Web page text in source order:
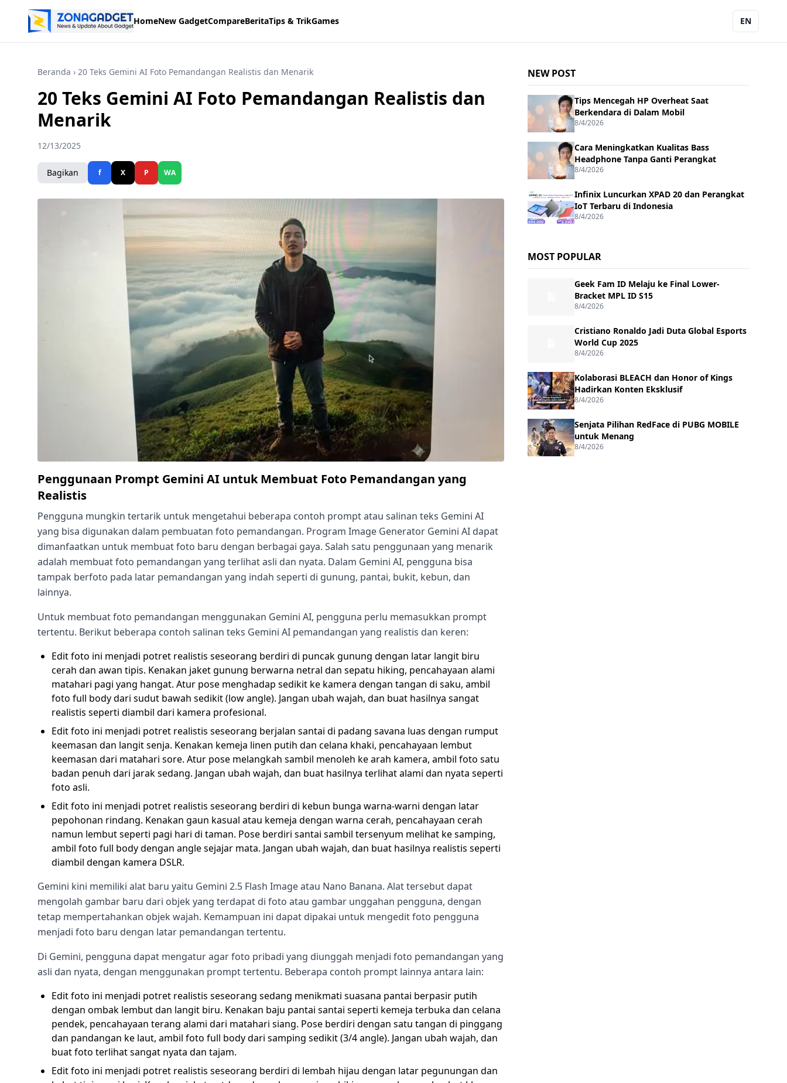
HomeNew GadgetCompareBeritaTips & TrikGames EN
Beranda › 20 Teks Gemini AI Foto Pemandangan Realistis dan Menarik
20 Teks Gemini AI Foto Pemandangan Realistis dan
Menarik
12/13/2025
Bagikan f X P WA
Penggunaan Prompt Gemini AI untuk Membuat Foto Pemandangan yang
Realistis
Pengguna mungkin tertarik untuk mengetahui beberapa contoh prompt atau salinan teks Gemini AI
yang bisa digunakan dalam pembuatan foto pemandangan. Program Image Generator Gemini AI dapat
dimanfaatkan untuk membuat foto baru dengan berbagai gaya. Salah satu penggunaan yang menarik
adalah membuat foto pemandangan yang terlihat asli dan nyata. Dalam Gemini AI, pengguna bisa
tampak berfoto pada latar pemandangan yang indah seperti di gunung, pantai, bukit, kebun, dan
lainnya.
Untuk membuat foto pemandangan menggunakan Gemini AI, pengguna perlu memasukkan prompt
tertentu. Berikut beberapa contoh salinan teks Gemini AI pemandangan yang realistis dan keren:
Edit foto ini menjadi potret realistis seseorang berdiri di puncak gunung dengan latar langit biru
cerah dan awan tipis. Kenakan jaket gunung berwarna netral dan sepatu hiking, pencahayaan alami
matahari pagi yang hangat. Atur pose menghadap sedikit ke kamera dengan tangan di saku, ambil
foto full body dari sudut bawah sedikit (low angle). Jangan ubah wajah, dan buat hasilnya sangat
realistis seperti diambil dari kamera profesional.
Edit foto ini menjadi potret realistis seseorang berjalan santai di padang savana luas dengan rumput
keemasan dan langit senja. Kenakan kemeja linen putih dan celana khaki, pencahayaan lembut
keemasan dari matahari sore. Atur pose melangkah sambil menoleh ke arah kamera, ambil foto satu
badan penuh dari jarak sedang. Jangan ubah wajah, dan buat hasilnya terlihat alami dan nyata seperti
foto asli.
Edit foto ini menjadi potret realistis seseorang berdiri di kebun bunga warna-warni dengan latar
pepohonan rindang. Kenakan gaun kasual atau kemeja dengan warna cerah, pencahayaan cerah
namun lembut seperti pagi hari di taman. Pose berdiri santai sambil tersenyum melihat ke samping,
ambil foto full body dengan angle sejajar mata. Jangan ubah wajah, dan buat hasilnya realistis seperti
diambil dengan kamera DSLR.
Gemini kini memiliki alat baru yaitu Gemini 2.5 Flash Image atau Nano Banana. Alat tersebut dapat
mengolah gambar baru dari objek yang terdapat di foto atau gambar unggahan pengguna, dengan
tetap mempertahankan objek wajah. Kemampuan ini dapat dipakai untuk mengedit foto pengguna
menjadi foto baru dengan latar pemandangan tertentu.
Di Gemini, pengguna dapat mengatur agar foto pribadi yang diunggah menjadi foto pemandangan yang
asli dan nyata, dengan menggunakan prompt tertentu. Beberapa contoh prompt lainnya antara lain:
Edit foto ini menjadi potret realistis seseorang sedang menikmati suasana pantai berpasir putih
dengan ombak lembut dan langit biru. Kenakan baju pantai santai seperti kemeja terbuka dan celana
pendek, pencahayaan terang alami dari matahari siang. Pose berdiri dengan satu tangan di pinggang
dan pandangan ke laut, ambil foto full body dari samping sedikit (3/4 angle). Jangan ubah wajah, dan
buat foto terlihat sangat nyata dan tajam.
Edit foto ini menjadi potret realistis seseorang berdiri di lembah hijau dengan latar pegunungan dan
NEW POST
Tips Mencegah HP Overheat Saat
Berkendara di Dalam Mobil
8/4/2026
Cara Meningkatkan Kualitas Bass
Headphone Tanpa Ganti Perangkat
8/4/2026
Infinix Luncurkan XPAD 20 dan Perangkat
IoT Terbaru di Indonesia
8/4/2026
MOST POPULAR
Geek Fam ID Melaju ke Final Lower-
Bracket MPL ID S15
8/4/2026
Cristiano Ronaldo Jadi Duta Global Esports
World Cup 2025
8/4/2026
Kolaborasi BLEACH dan Honor of Kings
Hadirkan Konten Eksklusif
8/4/2026
Senjata Pilihan RedFace di PUBG MOBILE
untuk Menang
8/4/2026